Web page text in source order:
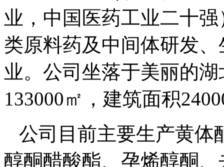
业，中国医药工业二十强
类原料药及中间体研发
业。公司坐落于美丽的
133000㎡，建筑面积
公司目前主要生产黄体
醇酮醋酸酯、孕烯醇酮